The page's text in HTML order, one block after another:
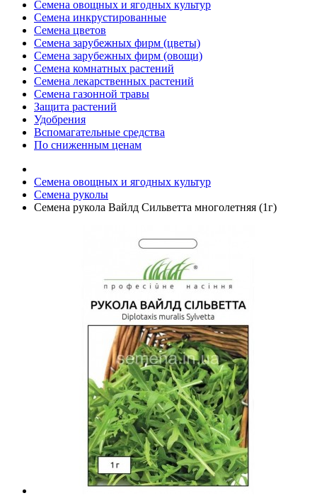
Семена овощных и ягодных культур
Семена инкрустированные
Семена цветов
Семена зарубежных фирм (цветы)
Семена зарубежных фирм (овощи)
Семена комнатных растений
Семена лекарственных растений
Семена газонной травы
Защита растений
Удобрения
Вспомагательные средства
По сниженным ценам
Семена овощных и ягодных культур
Семена руколы
Семена рукола Вайлд Сильветта многолетняя (1г)